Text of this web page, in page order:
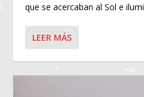
que se acercaban al Sol e
LEER MÁS